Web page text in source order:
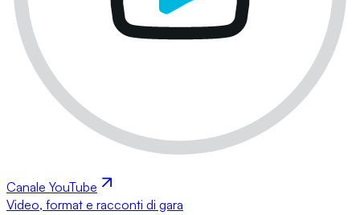
Canale YouTube
Video, format e racconti di gara